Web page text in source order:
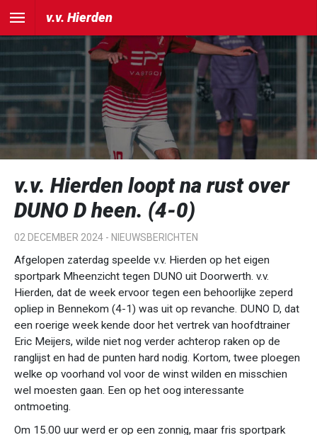
v.v. Hierden
v.v. Hierden loopt na rust over
DUNO D heen. (4-0)
02 DECEMBER 2024 - NIEUWSBERICHTEN
Afgelopen zaterdag speelde v.v. Hierden op het eigen
sportpark Mheenzicht tegen DUNO uit Doorwerth. v.v.
Hierden, dat de week ervoor tegen een behoorlijke zeperd
opliep in Bennekom (4-1) was uit op revanche. DUNO D, dat
een roerige week kende door het vertrek van hoofdtrainer
Eric Meijers, wilde niet nog verder achterop raken op de
ranglijst en had de punten hard nodig. Kortom, twee ploegen
welke op voorhand vol voor de winst wilden en misschien
wel moesten gaan. Een op het oog interessante
ontmoeting.
Om 15.00 uur werd er op een zonnig, maar fris sportpark